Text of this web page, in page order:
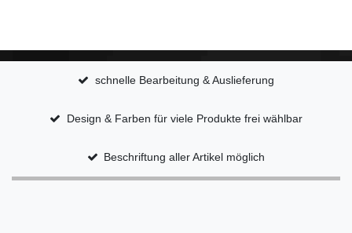
schnelle Bearbeitung & Auslieferung
Design & Farben für viele Produkte frei wählbar
Beschriftung aller Artikel möglich